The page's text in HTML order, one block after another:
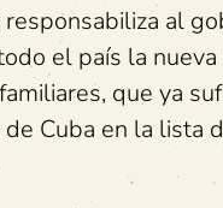
al
el país la
que ya
Cuba en la lista